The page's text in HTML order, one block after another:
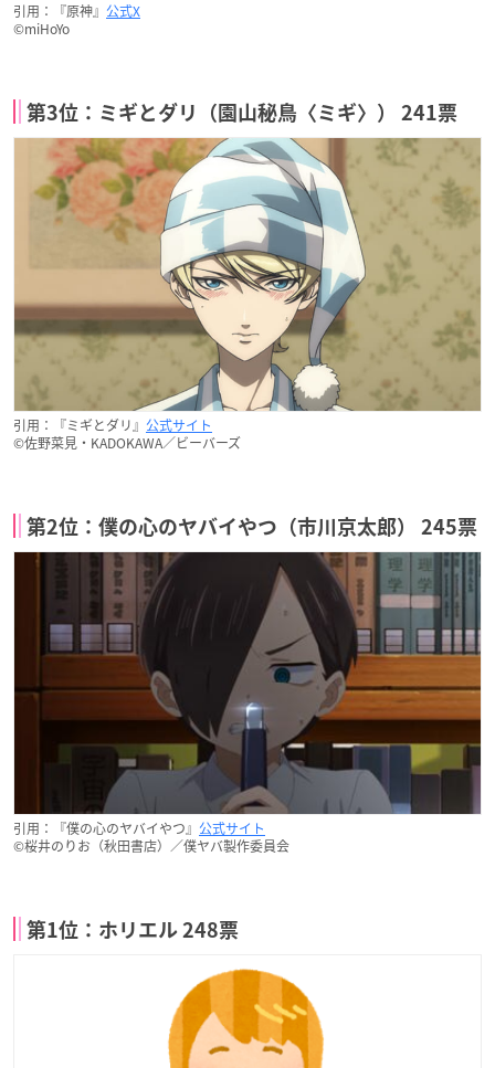
引用：『原神』 公式X
©miHoYo
第3位：ミギとダリ（園山秘鳥〈ミギ〉） 241票
引用：『ミギとダリ』 公式サイト
©佐野菜見・KADOKAWA／ビーバーズ
第2位：僕の心のヤバイやつ（市川京太郎） 245票
引用：『僕の心のヤバイやつ』 公式サイト
©桜井のりお（秋田書店）／僕ヤバ製作委員会
第1位：ホリエル 248票